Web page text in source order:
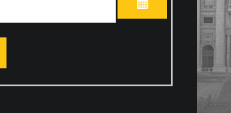
OUVRIR LE